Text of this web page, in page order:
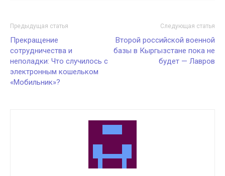
Предыдущая статья
Прекращение
сотрудничества и
неполадки: Что случилось с
электронным кошельком
«Мобильник»?
Следующая статья
Второй российской военной
базы в Кыргызстане пока не
будет — Лавров